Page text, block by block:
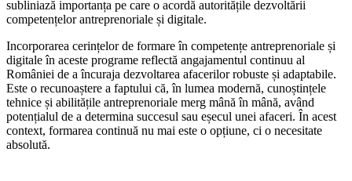
subliniază importanța pe care o acordă autoritățile dezvoltării
competențelor antreprenoriale și digitale.
Incorporarea cerințelor de formare în competențe antreprenoriale și
digitale în aceste programe reflectă angajamentul continuu al
României de a încuraja dezvoltarea afacerilor robuste și adaptabile.
Este o recunoaștere a faptului că, în lumea modernă, cunoștințele
tehnice și abilitățile antreprenoriale merg mână în mână, având
potențialul de a determina succesul sau eșecul unei afaceri. În acest
context, formarea continuă nu mai este o opțiune, ci o necesitate
absolută.